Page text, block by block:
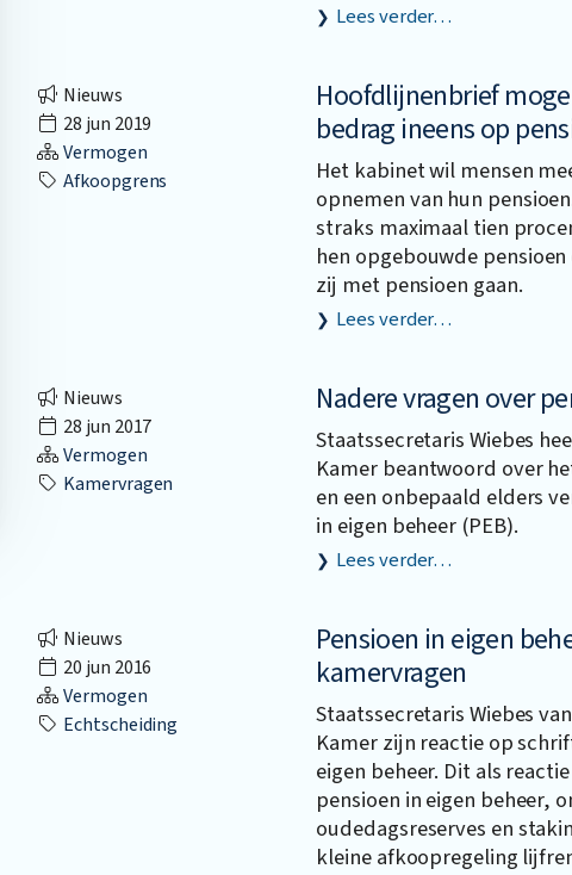
Lees verder…
Nieuws
28 jun 2019
Vermogen
Afkoopgrens
Hoofdlijnenbrief
bedrag ineens op
Het kabinet wil mensen
opnemen van hun
straks maximaal tien
hen opgebouwde
zij met pensioen gaan.
Lees verder…
Nieuws
28 jun 2017
Vermogen
Kamervragen
Nadere vragen over
Staatssecretaris Wiebes
Kamer beantwoord over
en een onbepaald elders
in eigen beheer (PEB).
Lees verder…
Nieuws
20 jun 2016
Vermogen
Echtscheiding
Pensioen in eigen
kamervragen
Staatssecretaris Wiebes
Kamer zijn reactie op
eigen beheer. Dit als
pensioen in eigen beheer,
oudedagsreserves en
kleine afkoopregeling